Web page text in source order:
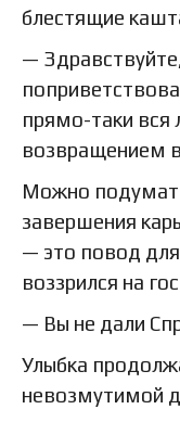
блестящие
—
прямо-таки
возвращением
Можно
завершения
— это повод
воззрился на
— Вы не дали
Улыбка
невозмутимой